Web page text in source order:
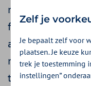
medewerkers zelf
fijnst werken. Hoe
als zij een
norm is? Samen
trainer verkent
Zelf je
Je bepaalt zelf voor
plaatsen. Je keuze
trek je toestemming
instellingen”